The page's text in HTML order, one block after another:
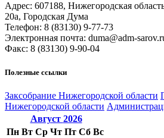
Адрес: 607188, Нижегородская
20а, Городская Дума
Телефон: 8 (83130) 9-77-73
Электронная почта: duma@adm-
Факс: 8 (83130) 9-90-04
Полезные ссылки
Закcобрание Нижегородской области
Нижегородской области
Август 2026
Пн Вт Ср Чт Пт Сб Вс